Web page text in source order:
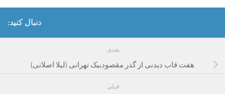
دنبال کنید:
بعدی
هفت قاب دیدنی از گذر مقصودبیک تهرانی (لیلا اصلانی)
قبلی